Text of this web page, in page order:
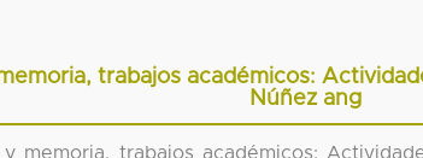
trabajos académicos:
Núñez ang
y memoria, trabajos académicos: